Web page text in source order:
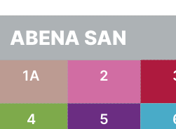
ABENA SAN
1A 2
4 5